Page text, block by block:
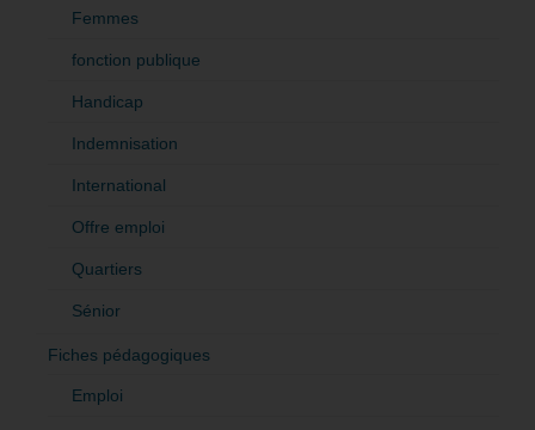
Femmes
fonction publique
Handicap
Indemnisation
International
Offre emploi
Quartiers
Sénior
Fiches pédagogiques
Emploi